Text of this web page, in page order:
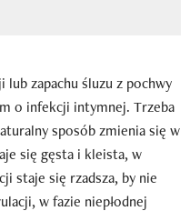
zapachu śluzu z pochwy
o infekcji intymnej. Trzeba
sposób zmienia się w
się gęsta i kleista, w
staje się rzadsza, by nie
w fazie niepłodnej